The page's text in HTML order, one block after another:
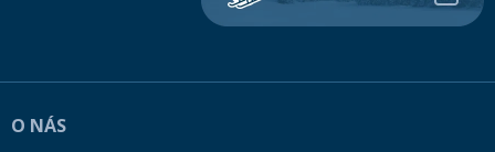
O NÁS